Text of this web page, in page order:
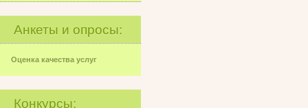
Анкеты и опросы:
Оценка качества услуг
Конкурсы: